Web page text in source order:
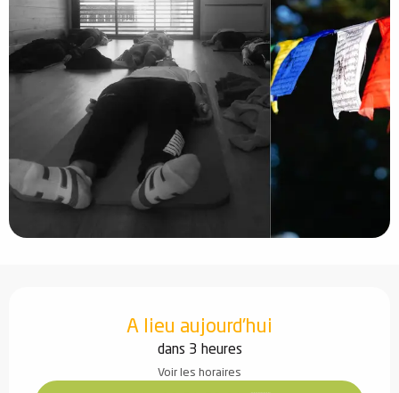
A lieu aujourd'hui
dans 3 heures
Voir les horaires